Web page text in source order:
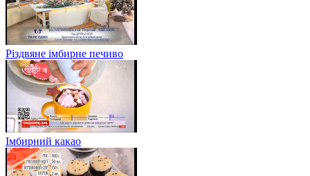
Різдвяне імбирне печиво
Імбирний какао